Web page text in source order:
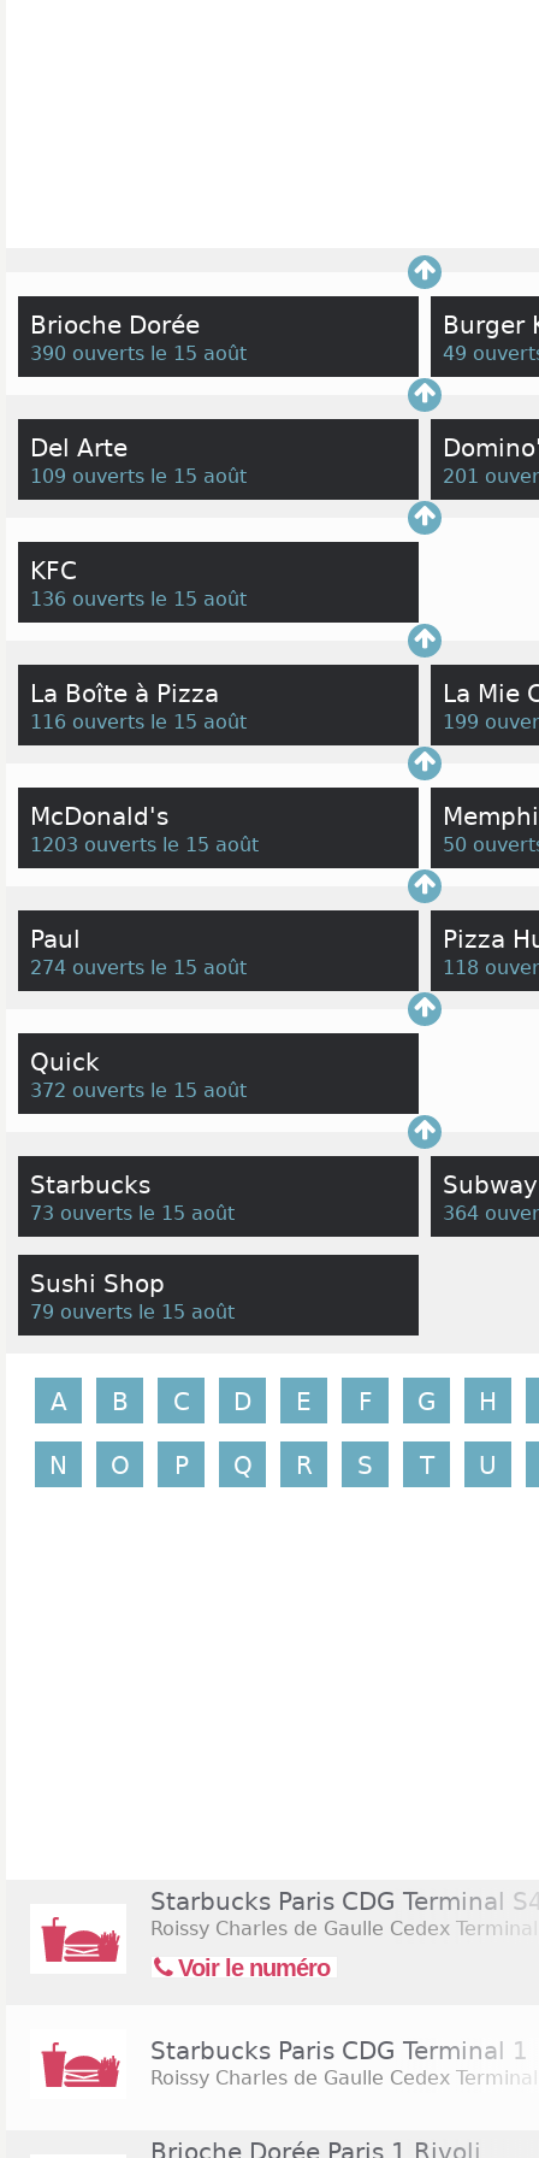
Brioche Dorée
390 ouverts le 15 août
Burger
49
Del Arte
109 ouverts le 15 août 201
KFC
136 ouverts le 15 août
La Boîte à Pizza
116 ouverts le 15 août
La Mie
199
McDonald's
1203 ouverts le 15 août 50
Paul
274 ouverts le 15 août
Pizza
118
Quick
372 ouverts le 15 août
Starbucks
73 ouverts le 15 août
Subway
364
Sushi Shop
79 ouverts le 15 août
A B C D E F G H
N O P Q R S T U
Starbucks Paris CDG Terminal
Roissy Charles de Gaulle Cedex
Voir le numéro
Starbucks Paris CDG Terminal 1
Roissy Charles de Gaulle Cedex
Brioche Dorée Paris 1 Rivoli